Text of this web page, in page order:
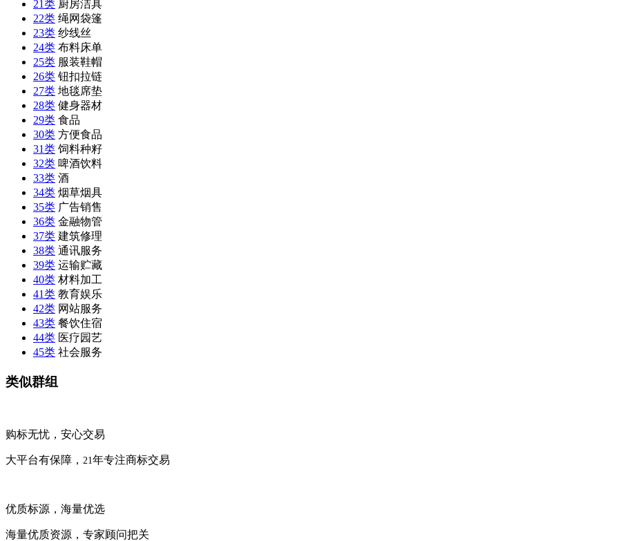
21类 厨房洁具
22类 绳网袋篷
23类 纱线丝
24类 布料床单
25类 服装鞋帽
26类 钮扣拉链
27类 地毯席垫
28类 健身器材
29类 食品
30类 方便食品
31类 饲料种籽
32类 啤酒饮料
33类 酒
34类 烟草烟具
35类 广告销售
36类 金融物管
37类 建筑修理
38类 通讯服务
39类 运输贮藏
40类 材料加工
41类 教育娱乐
42类 网站服务
43类 餐饮住宿
44类 医疗园艺
45类 社会服务
类似群组
购标无忧，安心交易
大平台有保障， 21年专注商标交易
优质标源，海量优选
海量优质资源，专家顾问把关